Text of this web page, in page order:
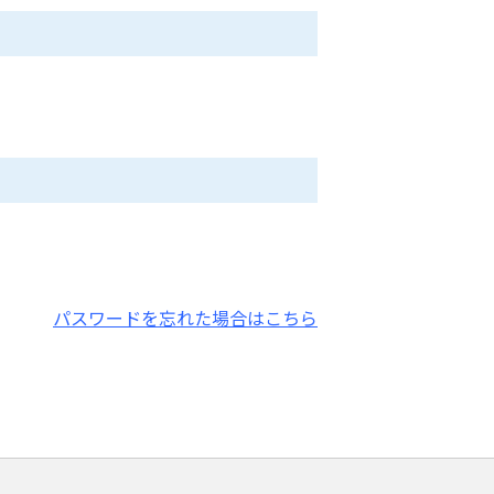
パスワードを忘れた場合はこちら